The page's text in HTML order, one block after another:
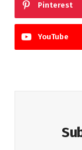
Pinterest
YouTube